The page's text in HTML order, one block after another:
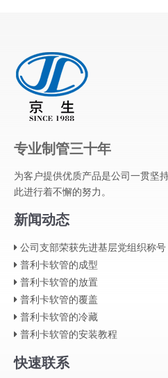
专业制管三十年
为客户提供优质产品是公司一贯坚
此进行着不懈的努力。
新闻动态
公司支部荣获先进基层党组织称号
普利卡软管的成型
普利卡软管的放置
普利卡软管的覆盖
普利卡软管的冷藏
普利卡软管的安装教程
快速联系